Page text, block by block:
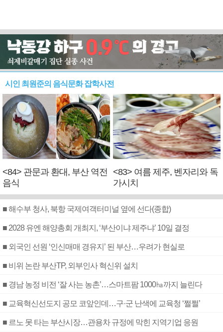
시인 최원준의 음식문화 잡학사전
<84> 관문과 환대, 부산 역전
음식
<83> 여름 제주, 벤자리와 독
가시치
■ 해수부 청사, 북항 국제여객터미널 옆에 선다(종합)
■ 2028 유엔 해양총회 개최지, ‘부산이냐 제주냐’ 10일 결정
■ 외국인 선원 ‘인신매매 경유지’ 된 부산…우려가 현실로
■ 비위 논란 부산TP, 외부인사 혁신위 설치
■ 경남 농정 비전 ‘잘 사는 농촌’…스마트팜 1000㏊까지 늘린다
■ 교육혁신선도지 공모 코앞인데…구·군 난색에 교육청 ‘쩔쩔’
■ 르노 못 타는 부산시장…관용차 규정에 막힌 지역기업 응원